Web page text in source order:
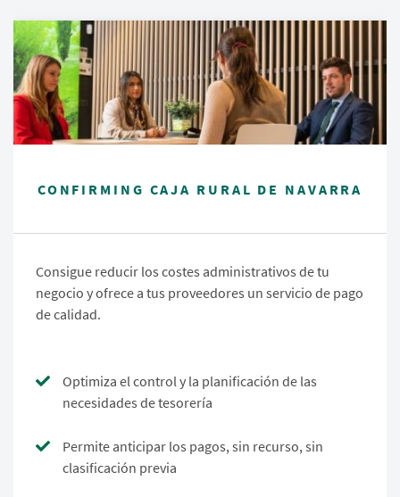
CONFIRMING CAJA RURAL DE NAVARRA
Consigue reducir los costes administrativos de tu
negocio y ofrece a tus proveedores un servicio de pago
de calidad.
Optimiza el control y la planificación de las
necesidades de tesorería
Permite anticipar los pagos, sin recurso, sin
clasificación previa